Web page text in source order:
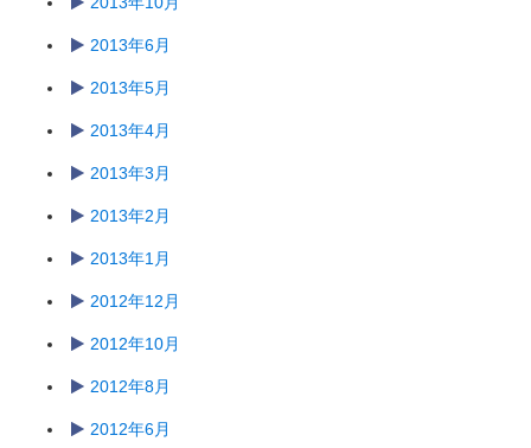
2013年6月
2013年5月
2013年4月
2013年3月
2013年2月
2013年1月
2012年12月
2012年10月
2012年8月
2012年6月